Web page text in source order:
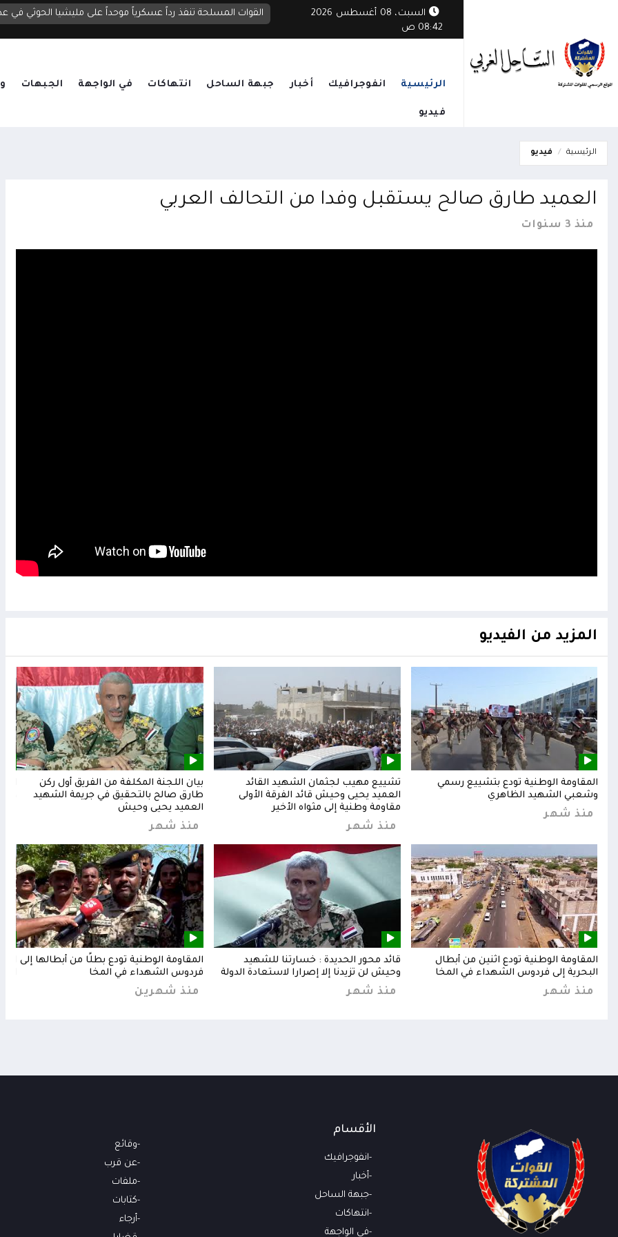
السبت، 08 أغسطس 2026
08:42 ص
القوات المسلحة تنفذ رداً عسكرياً موحداً على مليشيا الحوثي في
الرئيسية انفوجرافيك أخبار جبهة الساحل انتهاكات في الواجهة الجبهات
فيديو
الرئيسية فيديو
العميد طارق صالح يستقبل وفدا من التحالف العربي
منذ 3 سنوات
المزيد من الفيديو
المقاومة الوطنية تودع بتشييع رسمي
وشعبي الشهيد الظاهري
منذ شهر
تشييع مهيب لجثمان الشهيد القائد
العميد يحيى وحيش قائد الفرقة الأولى
مقاومة وطنية إلى مثواه الأخير
منذ شهر
بيان اللجنة المكلفة من الفريق أول ركن
طارق صالح بالتحقيق في جريمة الشهيد
العميد يحيى وحيش
منذ شهر
المقاومة الوطنية تودع اثنين من أبطال
البحرية إلى فردوس الشهداء في المخا
منذ شهر
قائد محور الحديدة : خسارتنا للشهيد
وحيش لن تزيدنا إلا إصرارا لاستعادة الدولة
منذ شهر
المقاومة الوطنية تودع بطلًا من أبطالها إلى
فردوس الشهداء في المخا
منذ شهرين
الأقسام
انفوجرافيك
أخبار
جبهة الساحل
انتهاكات
في الواجهة
وقائع
عن قرب
ملفات
كتابات
أرجاء